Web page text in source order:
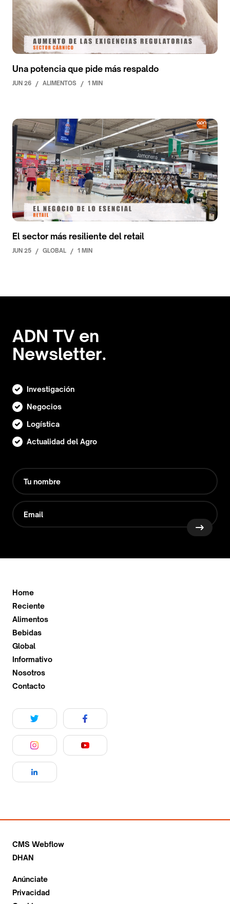
Una potencia que pide más respaldo
JUN 26 / ALIMENTOS / 1 MIN
El sector más resiliente del retail
JUN 25 / GLOBAL / 1 MIN
ADN TV en
Newsletter.
Investigación
Negocios
Logística
Actualidad del Agro
Home
Reciente
Alimentos
Bebidas
Global
Informativo
Nosotros
Contacto
CMS Webflow
DHAN
Anúnciate
Privacidad